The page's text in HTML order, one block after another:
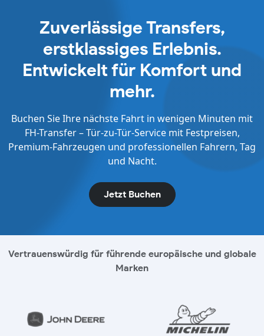
Zuverlässige Transfers,
erstklassiges Erlebnis.
Entwickelt für Komfort und
mehr.
Buchen Sie Ihre nächste Fahrt in wenigen Minuten mit
FH-Transfer – Tür-zu-Tür-Service mit Festpreisen,
Premium-Fahrzeugen und professionellen Fahrern, Tag
und Nacht.
Jetzt Buchen
Vertrauenswürdig für führende europäische und globale
Marken